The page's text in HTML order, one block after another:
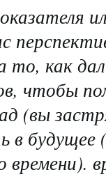
то, как
чтобы
(вы
в